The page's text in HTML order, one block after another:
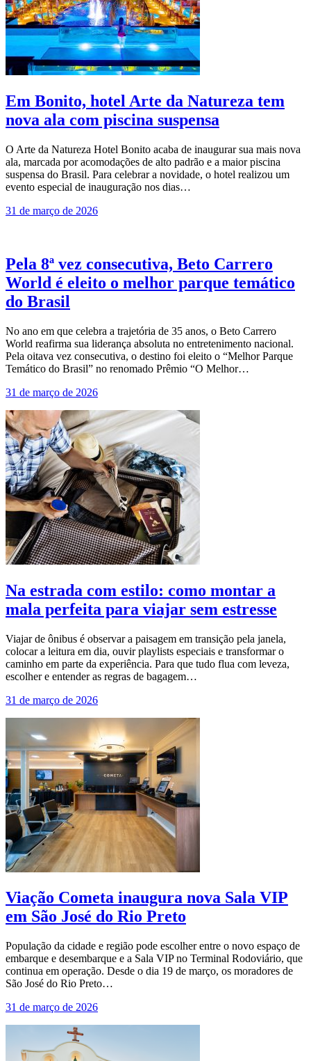
Em Bonito, hotel Arte da Natureza tem
nova ala com piscina suspensa
O Arte da Natureza Hotel Bonito acaba de inaugurar sua mais nova
ala, marcada por acomodações de alto padrão e a maior piscina
suspensa do Brasil. Para celebrar a novidade, o hotel realizou um
evento especial de inauguração nos dias…
31 de março de 2026
Pela 8ª vez consecutiva, Beto Carrero
World é eleito o melhor parque temático
do Brasil
No ano em que celebra a trajetória de 35 anos, o Beto Carrero
World reafirma sua liderança absoluta no entretenimento nacional.
Pela oitava vez consecutiva, o destino foi eleito o “Melhor Parque
Temático do Brasil” no renomado Prêmio “O Melhor…
31 de março de 2026
Na estrada com estilo: como montar a
mala perfeita para viajar sem estresse
Viajar de ônibus é observar a paisagem em transição pela janela,
colocar a leitura em dia, ouvir playlists especiais e transformar o
caminho em parte da experiência. Para que tudo flua com leveza,
escolher e entender as regras de bagagem…
31 de março de 2026
Viação Cometa inaugura nova Sala VIP
em São José do Rio Preto
População da cidade e região pode escolher entre o novo espaço de
embarque e desembarque e a Sala VIP no Terminal Rodoviário, que
continua em operação. Desde o dia 19 de março, os moradores de
São José do Rio Preto…
31 de março de 2026